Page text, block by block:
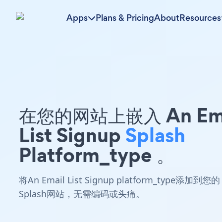
Apps Plans & PricingAboutResources
在您的网站上嵌入 An
List SignupSplash
Platform_type 。
将An Email List Signup platform_type添加到您的
Splash网站，无需编码或头痛。